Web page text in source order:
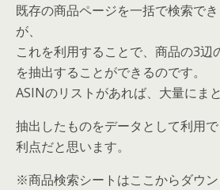
既存の商品ページを一括で検索で
が、
これを利用することで、商品の3辺
を抽出することができるのです。
ASINのリストがあれば、大量にま
抽出したものをデータとして利用
利点だと思います。
※商品検索シートはここからダウン